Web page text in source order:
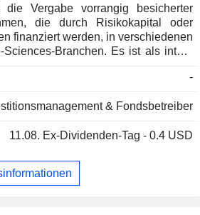
die Vergabe vorrangig besicherter
die durch Risikokapital oder
finanziert werden, in verschiedenen
Branchen. Es ist als intern
strukturiert. Seine Geschäftsziele
seinen Nettovermögenswert durch
von durch Risikokapital und
Branchen zu
steigern. Sie investiert in eine Reihe
-
& Fondsbetreiber
11.08. Ex-Dividenden-Tag - 0.4 USD